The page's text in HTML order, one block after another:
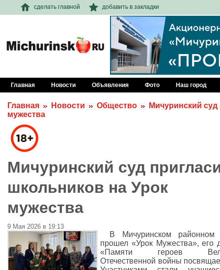
сделать главной добавить в закладки
Главная Новости Объявления Фото Наш город
Главная Новости Общество
Мичуринский
мужества
Мичуринский суд
школьников на Урок
мужества
9 Мая 2026 в 19:13
В Мичуринском районном
прошел «Урок Мужества», его
«Памяти героев
Отечественной войны